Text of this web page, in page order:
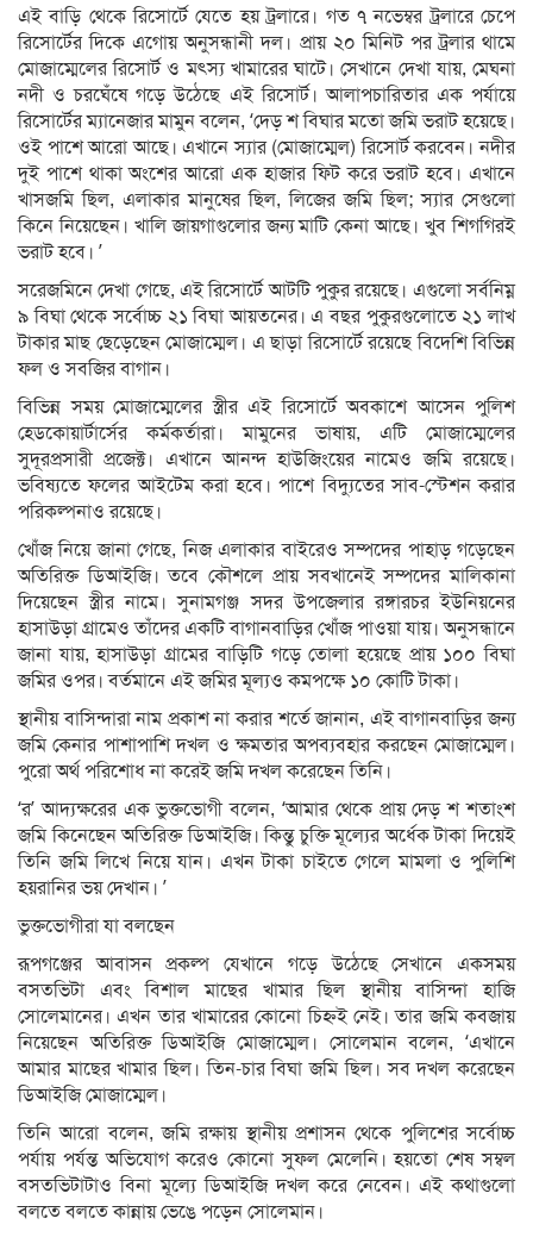
এই বাড়ি থেকে রিসোর্টে যেতে হয় ট্রলারে। গত ৭ নভেম্বর ট্রলারে চেপে
রিসোর্টের দিকে এগোয় অনুসন্ধানী দল। প্রায় ২০ মিনিট পর ট্রলার থামে
মোজাম্মেলের রিসোর্ট ও মৎস্য খামারের ঘাটে। সেখানে দেখা যায়, মেঘনা
নদী ও চরঘেঁষে গড়ে উঠেছে এই রিসোর্ট। আলাপচারিতার এক পর্যায়ে
রিসোর্টের ম্যানেজার মামুন বলেন, ‘দেড় শ বিঘার মতো জমি ভরাট হয়েছে।
ওই পাশে আরো আছে। এখানে স্যার (মোজাম্মেল) রিসোর্ট করবেন। নদীর
দুই পাশে থাকা অংশের আরো এক হাজার ফিট করে ভরাট হবে। এখানে
খাসজমি ছিল, এলাকার মানুষের ছিল, লিজের জমি ছিল; স্যার সেগুলো
কিনে নিয়েছেন। খালি জায়গাগুলোর জন্য মাটি কেনা আছে। খুব শিগগিরই
ভরাট হবে। ’
সরেজমিনে দেখা গেছে, এই রিসোর্টে আটটি পুকুর রয়েছে। এগুলো সর্বনিম্ন
৯ বিঘা থেকে সর্বোচ্চ ২১ বিঘা আয়তনের। এ বছর পুকুরগুলোতে ২১ লাখ
টাকার মাছ ছেড়েছেন মোজাম্মেল। এ ছাড়া রিসোর্টে রয়েছে বিদেশি বিভিন্ন
ফল ও সবজির বাগান।
বিভিন্ন সময় মোজাম্মেলের স্ত্রীর এই রিসোর্টে অবকাশে আসেন পুলিশ
হেডকোয়ার্টার্সের কর্মকর্তারা। মামুনের ভাষায়, এটি মোজাম্মেলের
সুদূরপ্রসারী প্রজেক্ট। এখানে আনন্দ হাউজিংয়ের নামেও জমি রয়েছে।
ভবিষ্যতে ফলের আইটেম করা হবে। পাশে বিদ্যুতের সাব-স্টেশন করার
পরিকল্পনাও রয়েছে।
খোঁজ নিয়ে জানা গেছে, নিজ এলাকার বাইরেও সম্পদের পাহাড় গড়েছেন
অতিরিক্ত ডিআইজি। তবে কৌশলে প্রায় সবখানেই সম্পদের মালিকানা
দিয়েছেন স্ত্রীর নামে। সুনামগঞ্জ সদর উপজেলার রঙ্গারচর ইউনিয়নের
হাসাউড়া গ্রামেও তাঁদের একটি বাগানবাড়ির খোঁজ পাওয়া যায়। অনুসন্ধানে
জানা যায়, হাসাউড়া গ্রামের বাড়িটি গড়ে তোলা হয়েছে প্রায় ১০০ বিঘা
জমির ওপর। বর্তমানে এই জমির মূল্যও কমপক্ষে ১০ কোটি টাকা।
স্থানীয় বাসিন্দারা নাম প্রকাশ না করার শর্তে জানান, এই বাগানবাড়ির জন্য
জমি কেনার পাশাপাশি দখল ও ক্ষমতার অপব্যবহার করছেন মোজাম্মেল।
পুরো অর্থ পরিশোধ না করেই জমি দখল করেছেন তিনি।
‘র’ আদ্যক্ষরের এক ভুক্তভোগী বলেন, ‘আমার থেকে প্রায় দেড় শ শতাংশ
জমি কিনেছেন অতিরিক্ত ডিআইজি। কিন্তু চুক্তি মূল্যের অর্ধেক টাকা দিয়েই
তিনি জমি লিখে নিয়ে যান। এখন টাকা চাইতে গেলে মামলা ও পুলিশি
হয়রানির ভয় দেখান। ’
ভুক্তভোগীরা যা বলছেন
রূপগঞ্জের আবাসন প্রকল্প যেখানে গড়ে উঠেছে সেখানে একসময়
বসতভিটা এবং বিশাল মাছের খামার ছিল স্থানীয় বাসিন্দা হাজি
সোলেমানের। এখন তার খামারের কোনো চিহ্নই নেই। তার জমি কবজায়
নিয়েছেন অতিরিক্ত ডিআইজি মোজাম্মেল। সোলেমান বলেন, ‘এখানে
আমার মাছের খামার ছিল। তিন-চার বিঘা জমি ছিল। সব দখল করেছেন
ডিআইজি মোজাম্মেল।
তিনি আরো বলেন, জমি রক্ষায় স্থানীয় প্রশাসন থেকে পুলিশের সর্বোচ্চ
পর্যায় পর্যন্ত অভিযোগ করেও কোনো সুফল মেলেনি। হয়তো শেষ সম্বল
বসতভিটাটাও বিনা মূল্যে ডিআইজি দখল করে নেবেন। এই কথাগুলো
বলতে বলতে কান্নায় ভেঙে পড়েন সোলেমান।